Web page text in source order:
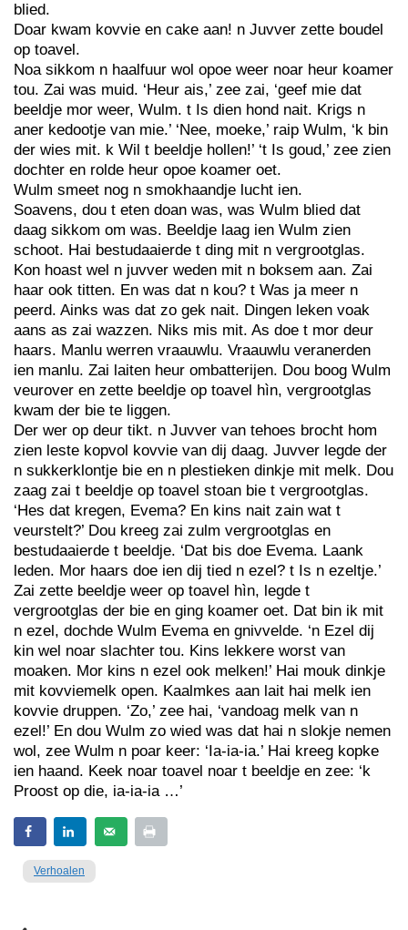
blied.
Doar kwam kovvie en cake aan! n Juvver zette boudel
op toavel.
Noa sikkom n haalfuur wol opoe weer noar heur koamer
tou. Zai was muid. ‘Heur ais,’ zee zai, ‘geef mie dat
beeldje mor weer, Wulm. t Is dien hond nait. Krigs n
aner kedootje van mie.’ ‘Nee, moeke,’ raip Wulm, ‘k bin
der wies mit. k Wil t beeldje hollen!’ ‘t Is goud,’ zee zien
dochter en rolde heur opoe koamer oet.
Wulm smeet nog n smokhaandje lucht ien.
Soavens, dou t eten doan was, was Wulm blied dat
daag sikkom om was. Beeldje laag ien Wulm zien
schoot. Hai bestudaaierde t ding mit n vergrootglas.
Kon hoast wel n juvver weden mit n boksem aan. Zai
haar ook titten. En was dat n kou? t Was ja meer n
peerd. Ainks was dat zo gek nait. Dingen leken voak
aans as zai wazzen. Niks mis mit. As doe t mor deur
haars. Manlu werren vraauwlu. Vraauwlu veranerden
ien manlu. Zai laiten heur ombatterijen. Dou boog Wulm
veurover en zette beeldje op toavel hìn, vergrootglas
kwam der bie te liggen.
Der wer op deur tikt. n Juvver van tehoes brocht hom
zien leste kopvol kovvie van dij daag. Juvver legde der
n sukkerklontje bie en n plestieken dinkje mit melk. Dou
zaag zai t beeldje op toavel stoan bie t vergrootglas.
‘Hes dat kregen, Evema? En kins nait zain wat t
veurstelt?’ Dou kreeg zai zulm vergrootglas en
bestudaaierde t beeldje. ‘Dat bis doe Evema. Laank
leden. Mor haars doe ien dij tied n ezel? t Is n ezeltje.’
Zai zette beeldje weer op toavel hìn, legde t
vergrootglas der bie en ging koamer oet. Dat bin ik mit
n ezel, dochde Wulm Evema en gnivvelde. ‘n Ezel dij
kin wel noar slachter tou. Kins lekkere worst van
moaken. Mor kins n ezel ook melken!’ Hai mouk dinkje
mit kovviemelk open. Kaalmkes aan lait hai melk ien
kovvie druppen. ‘Zo,’ zee hai, ‘vandoag melk van n
ezel!’ En dou Wulm zo wied was dat hai n slokje nemen
wol, zee Wulm n poar keer: ‘Ia-ia-ia.’ Hai kreeg kopke
ien haand. Keek noar toavel noar t beeldje en zee: ‘k
Proost op die, ia-ia-ia …’
Verhoalen